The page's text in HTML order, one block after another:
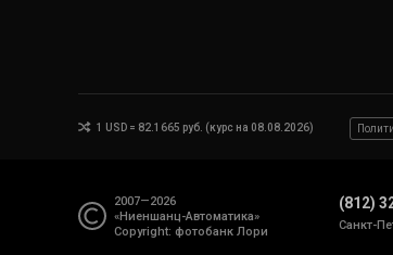
1 USD = 82.1665 руб. (курс на 08.08.2026)
2007—2026
«Ниеншанц-Автоматика»
Copyright: фотобанк Лори
(812)
Санкт-